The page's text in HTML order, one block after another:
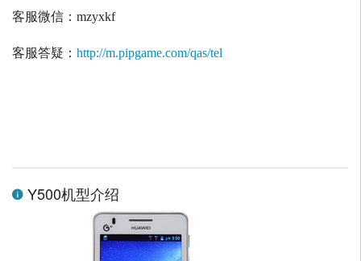
客服微信： mzyxkf
客服答疑： http://m.pipgame.com/qas/tel
Y500机型介绍